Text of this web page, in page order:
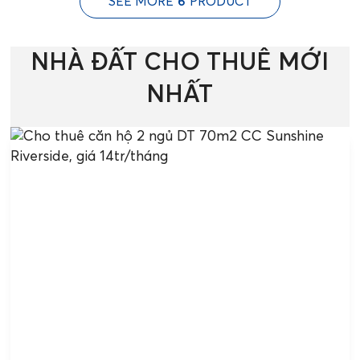
NHÀ ĐẤT CHO THUÊ MỚI
NHẤT